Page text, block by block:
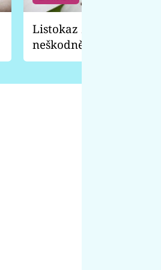
Listokaz zahradní
neškodně, ale je to
před tímhle broukem